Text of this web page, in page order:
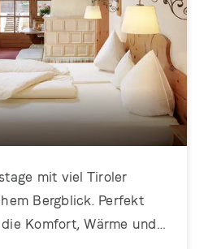
mit viel Tiroler
Bergblick. Perfekt
Komfort, Wärme und